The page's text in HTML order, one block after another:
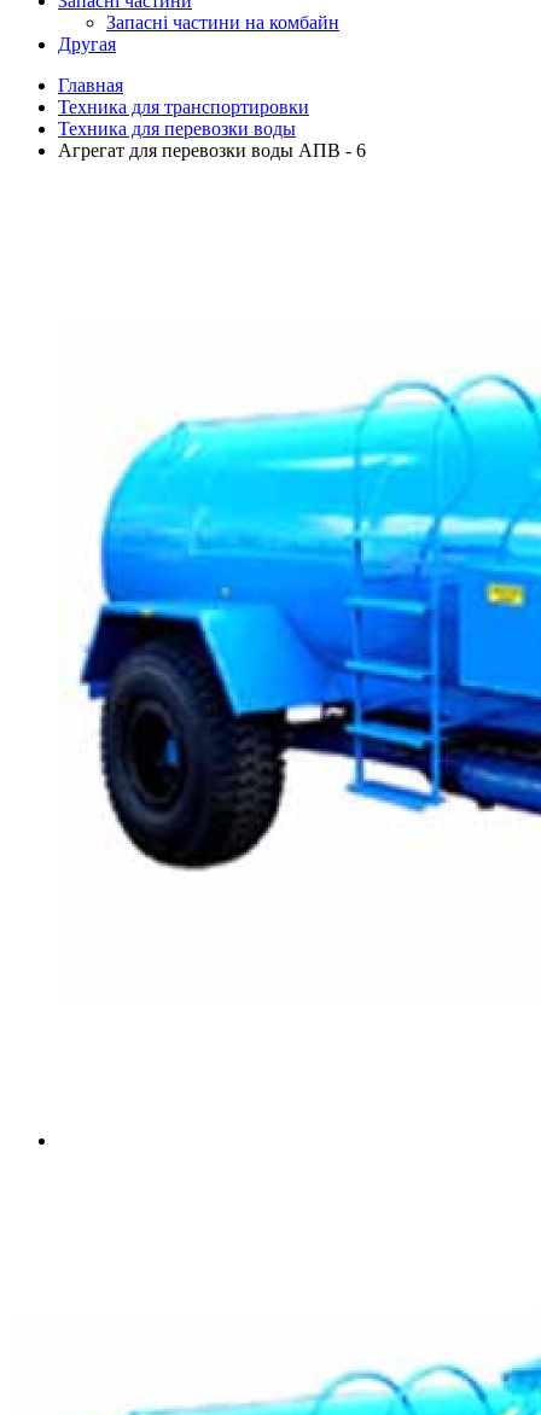
Запасні частини на комбайн
Другая
Главная
Техника для транспортировки
Техника для перевозки воды
Агрегат для перевозки воды АПВ - 6